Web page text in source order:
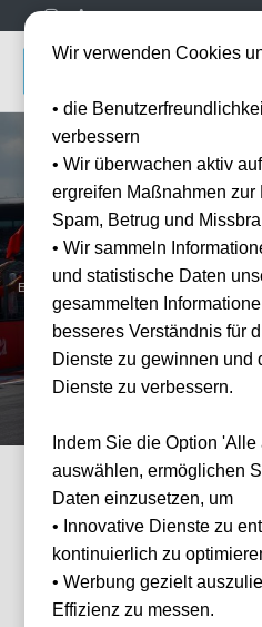
Startseite Formel 1
Grand Prix Monza
Erleben Sie den Tempel der
für Monza
3 Events gefunden
Wir verwenden Cookies
• die
verbessern
• Wir überwachen aktiv
ergreifen Maßnahmen zur
Spam, Betrug und
• Wir sammeln
und statistische Daten
gesammelten
besseres Verständnis für
Dienste zu gewinnen und
Dienste zu verbessern.
Indem Sie die Option
auswählen, ermöglichen
Daten einzusetzen, um
• Innovative Dienste zu
kontinuierlich zu
• Werbung gezielt
Effizienz zu messen.